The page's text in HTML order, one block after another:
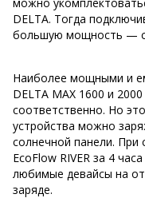
DELTA. Тогда
большую мощность —
Наиболее мощными и
DELTA MAX 1600 и
соответственно. Но
устройства можно
солнечной панели. При
EcoFlow RIVER за 4
любимые девайсы на
заряде.